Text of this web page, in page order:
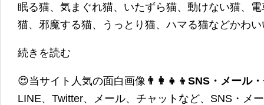
眠る猫、気まぐれ猫、いたずら猫、動けない猫、
猫、邪魔する猫、うっとり猫、ハマる猫などかわ
続きを読む
😍当サイト人気の面白画像 👨‍👩‍👧‍👦SNS・メール
LINE、Twitter、メール、チャットなど、SNS・メ